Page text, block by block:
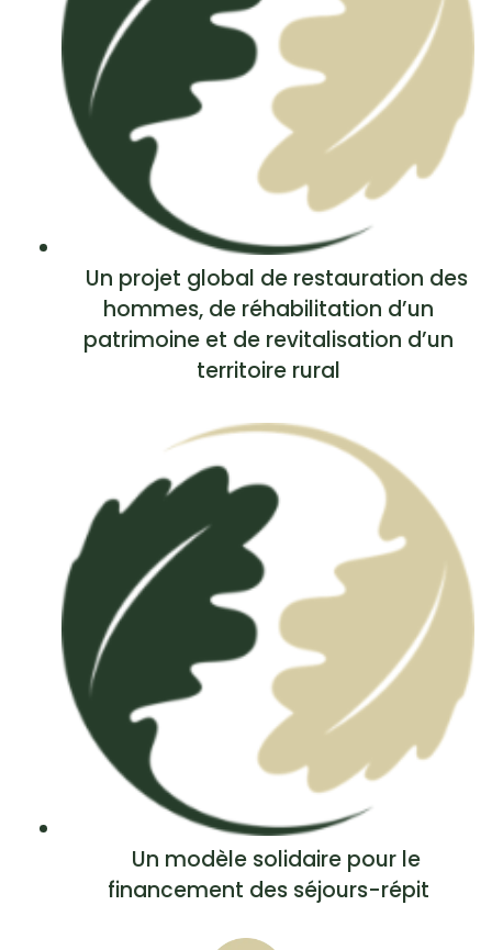
Un projet global de restauration des
hommes, de réhabilitation d’un
patrimoine et de revitalisation d’un
territoire rural
Un modèle solidaire pour le
financement des séjours-répit